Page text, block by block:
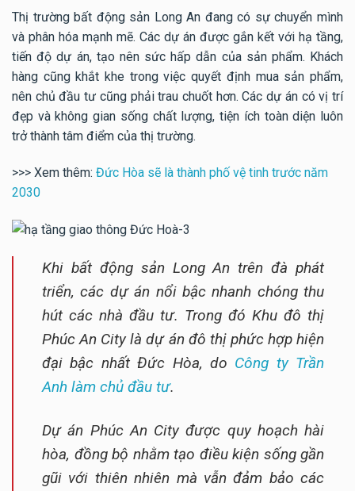
Thị trường bất động sản Long An đang có sự chuyển mình
và phân hóa mạnh mẽ. Các dự án được gắn kết với hạ tầng,
tiến độ dự án, tạo nên sức hấp dẫn của sản phẩm. Khách
hàng cũng khắt khe trong việc quyết định mua sản phẩm,
nên chủ đầu tư cũng phải trau chuốt hơn. Các dự án có vị trí
đẹp và không gian sống chất lượng, tiện ích toàn diện luôn
trở thành tâm điểm của thị trường.
>>> Xem thêm: Đức Hòa sẽ là thành phố vệ tinh trước năm
2030
Khi bất động sản Long An trên đà phát
triển, các dự án nổi bậc nhanh chóng thu
hút các nhà đầu tư. Trong đó Khu đô thị
Phúc An City là dự án đô thị phức hợp hiện
đại bậc nhất Đức Hòa, do Công ty Trần
Anh làm chủ đầu tư.
Dự án Phúc An City được quy hoạch hài
hòa, đồng bộ nhằm tạo điều kiện sống gần
gũi với thiên nhiên mà vẫn đảm bảo các